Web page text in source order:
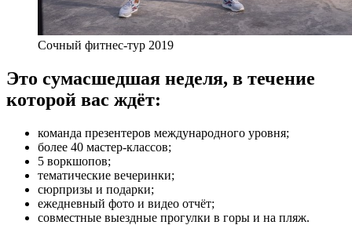
Сочный фитнес-тур 2019
Это сумасшедшая неделя, в течение
которой вас ждёт:
команда презентеров международного уровня;
более 40 мастер-классов;
5 воркшопов;
тематические вечеринки;
сюрпризы и подарки;
ежедневный фото и видео отчёт;
совместные выездные прогулки в горы и на пляж.